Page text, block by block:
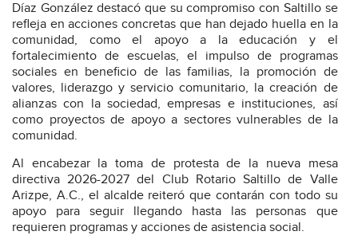
Díaz González destacó que su compromiso con Saltillo se
refleja en acciones concretas que han dejado huella en la
comunidad, como el apoyo a la educación y el
fortalecimiento de escuelas, el impulso de programas
sociales en beneficio de las familias, la promoción de
valores, liderazgo y servicio comunitario, la creación de
alianzas con la sociedad, empresas e instituciones, así
como proyectos de apoyo a sectores vulnerables de la
comunidad.
Al encabezar la toma de protesta de la nueva mesa
directiva 2026-2027 del Club Rotario Saltillo de Valle
Arizpe, A.C., el alcalde reiteró que contarán con todo su
apoyo para seguir llegando hasta las personas que
requieren programas y acciones de asistencia social.